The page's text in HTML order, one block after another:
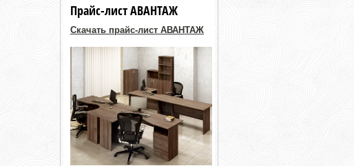
Прайс-лист АВАНТАЖ
Скачать прайс-лист АВАНТАЖ